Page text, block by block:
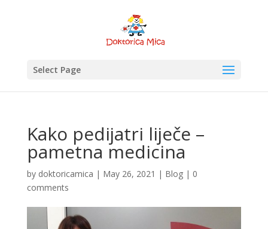
Select Page
Kako pedijatri liječe –
pametna medicina
by doktoricamica | May 26, 2021 | Blog| 0
comments